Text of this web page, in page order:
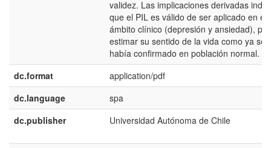
validez. Las implicaciones derivadas
que el PIL es válido de ser aplicado en el
ámbito clínico (depresión y ansiedad),
estimar su sentido de la vida como ya se
había confirmado en población normal.
dc.format
application/pdf
dc.language
spa
dc.publisher
Universidad Autónoma de Chile